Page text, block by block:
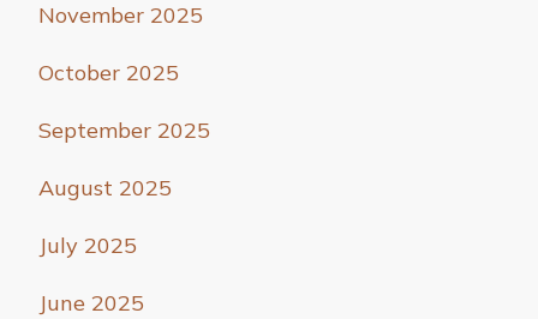
November 2025
October 2025
September 2025
August 2025
July 2025
June 2025